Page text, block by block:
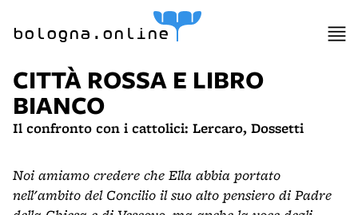
bologna.online
CITTÀ ROSSA E LIBRO
BIANCO
Il confronto con i cattolici: Lercaro, Dossetti
Noi amiamo credere che Ella abbia portato
nell'ambito del Concilio il suo alto pensiero di Padre